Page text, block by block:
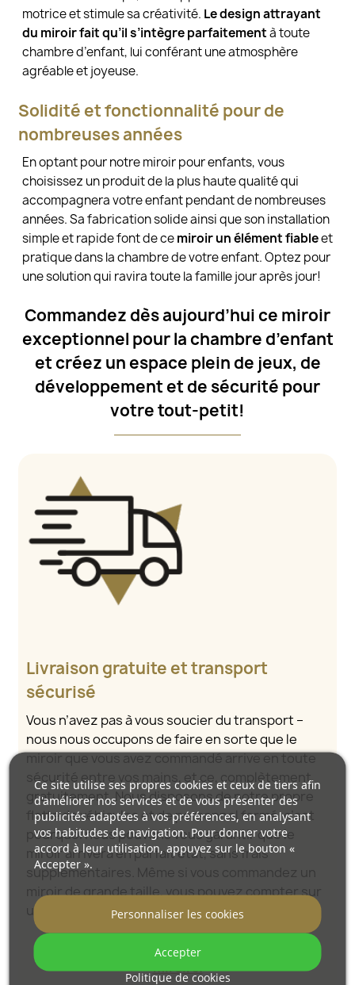
motrice et stimule sa créativité. Le design attrayant
du miroir fait qu’il s’intègre parfaitementà toute
chambre d’enfant, lui conférant une atmosphère
agréable et joyeuse.
Solidité et fonctionnalité pour de
nombreuses années
En optant pour notre miroir pour enfants, vous
choisissez un produit de la plus haute qualité qui
accompagnera votre enfant pendant de nombreuses
années. Sa fabrication solide ainsi que son installation
simple et rapide font de cemiroir un élément fiableet
pratique dans la chambre de votre enfant. Optez pour
une solution qui ravira toute la famille jour après jour!
Commandez dès aujourd’hui ce miroir
exceptionnel pour la chambre d’enfant
et créez un espace plein de jeux, de
développement et de sécurité pour
votre tout-petit!
Livraison gratuite et transport
sécurisé
Vous n’avez pas à vous soucier du transport –
nous nous occupons de faire en sorte que le
miroir que vous avez commandé arrive en toute
sécurité entre vos mains, et ce, complètement
gratuitement. Nous disposons de notre propre
flotte de véhicules et de personnel formé, c’est
pourquoi nous pouvons vous garantir que le
miroir arrivera en parfait état, sans frais
supplémentaires. Même si vous commandez un
miroir de grande taille, vous pouvez compter sur
une livraison rapide.
Découvrez comment nous emballons nos
miroirs.
Ce site utilise ses propres cookies et ceux de tiers afin
d'améliorer nos services et de vous présenter des
publicités adaptées à vos préférences, en analysant
vos habitudes de navigation. Pour donner votre
accord à leur utilisation, appuyez sur le bouton «
Accepter ».
Politique de cookies
Personnaliser les cookies
Accepter